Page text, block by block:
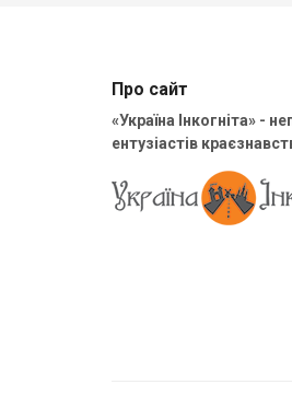
Про сайт
«Україна Інкогніта» -
ентузіастів